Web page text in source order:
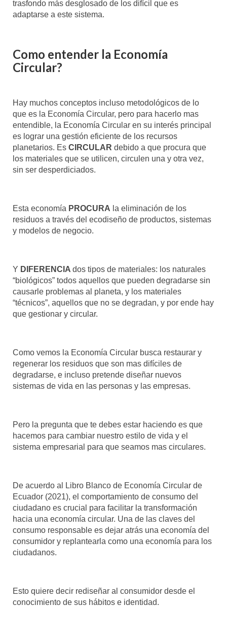
trasfondo más desglosado de los difícil que es
adaptarse a este sistema.
Como entender la Economía
Circular?
Hay muchos conceptos incluso metodológicos de lo
que es la Economía Circular, pero para hacerlo mas
entendible, la Economía Circular en su interés principal
es lograr una gestión eficiente de los recursos
planetarios. Es CIRCULAR debido a que procura que
los materiales que se utilicen, circulen una y otra vez,
sin ser desperdiciados.
Esta economía PROCURA la eliminación de los
residuos a través del ecodiseño de productos, sistemas
y modelos de negocio.
Y DIFERENCIA dos tipos de materiales: los naturales
“biológicos” todos aquellos que pueden degradarse sin
causarle problemas al planeta, y los materiales
“técnicos”, aquellos que no se degradan, y por ende hay
que gestionar y circular.
Como vemos la Economía Circular busca restaurar y
regenerar los residuos que son mas difíciles de
degradarse, e incluso pretende diseñar nuevos
sistemas de vida en las personas y las empresas.
Pero la pregunta que te debes estar haciendo es que
hacemos para cambiar nuestro estilo de vida y el
sistema empresarial para que seamos mas circulares.
De acuerdo al Libro Blanco de Economía Circular de
Ecuador (2021), el comportamiento de consumo del
ciudadano es crucial para facilitar la transformación
hacia una economía circular. Una de las claves del
consumo responsable es dejar atrás una economía del
consumidor y replantearla como una economía para los
ciudadanos.
Esto quiere decir rediseñar al consumidor desde el
conocimiento de sus hábitos e identidad.